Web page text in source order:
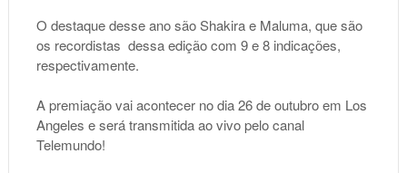
O destaque desse ano são Shakira e Maluma, que são
os recordistas dessa edição com 9 e 8 indicações,
respectivamente.
A premiação vai acontecer no dia 26 de outubro em Los
Angeles e será transmitida ao vivo pelo canal
Telemundo!